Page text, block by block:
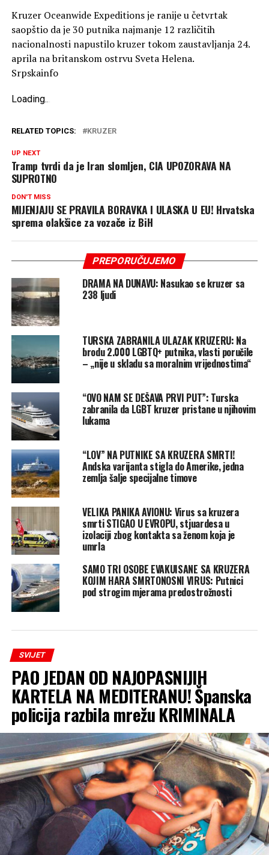
Kruzer Oceanwide Expeditions je ranije u četvrtak
saopštio da je 30 putnika najmanje 12 različitih
nacionalnosti napustilo kruzer tokom zaustavljanja 24.
aprila na britanskom ostrvu Sveta Helena.
Srpskainfo
Loading...
RELATED TOPICS: KRUZER
UP NEXT
Tramp tvrdi da je Iran slomljen, CIA UPOZORAVA NA
SUPROTNO
DON'T MISS
MIJENJAJU SE PRAVILA BORAVKA I ULASKA U EU! Hrvatska
sprema olakšice za vozače iz BiH
PREPORUČUJEMO
DRAMA NA DUNAVU: Nasukao se kruzer sa
238 ljudi
TURSKA ZABRANILA ULAZAK KRUZERU: Na
brodu 2.000 LGBTQ+ putnika, vlasti poručile
– „nije u skladu sa moralnim vrijednostima“
“OVO NAM SE DEŠAVA PRVI PUT”: Turska
zabranila da LGBT kruzer pristane u njihovim
lukama
“LOV” NA PUTNIKE SA KRUZERA SMRTI!
Andska varijanta stigla do Amerike, jedna
zemlja šalje specijalne timove
VELIKA PANIKA AVIONU: Virus sa kruzera
smrti STIGAO U EVROPU, stjuardesa u
izolaciji zbog kontakta sa ženom koja je
umrla
SAMO TRI OSOBE EVAKUISANE SA KRUZERA
KOJIM HARA SMRTONOSNI VIRUS: Putnici
pod strogim mjerama predostrožnosti
SVIJET
PAO JEDAN OD NAJOPASNIJIH
KARTELA NA MEDITERANU! Španska
policija razbila mrežu KRIMINALA